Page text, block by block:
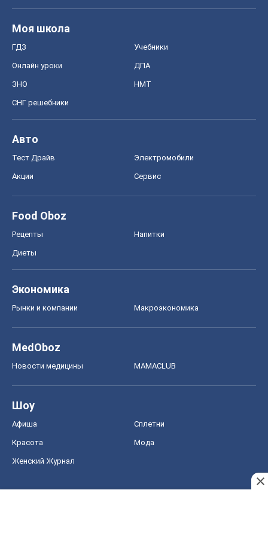
Моя школа
ГДЗ Учебники
Онлайн уроки ДПА
ЗНО НМТ
СНГ решебники
Авто
Тест Драйв Электромобили
Акции Сервис
Food Oboz
Рецепты Напитки
Диеты
Экономика
Рынки и компании Mакроэкономика
MedOboz
Новости медицины MAMACLUB
Шоу
Афиша Сплетни
Красота Мода
Женский Журнал